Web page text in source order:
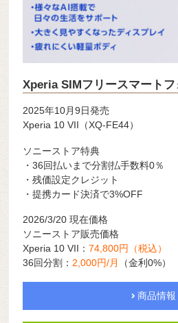
Xperia SIMフリースマートフ
2025年10月9日発売
Xperia 10 VII（XQ-FE44）
ソニーストア特典
・36回払いまで分割払手数料0％
・残価設定クレジット
・提携カード決済で3%OFF
2026/3/20 現在価格
ソニーストア販売価格
Xperia 10 VII：74,800円（税込）
36回分割：2,000円/月 （金利0%）
商品情報